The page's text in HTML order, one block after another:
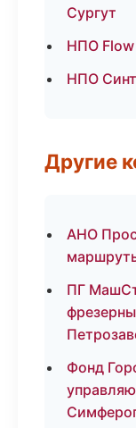
Сургут
НПО
НПО
Другие
АНО
ПГ
Фонд